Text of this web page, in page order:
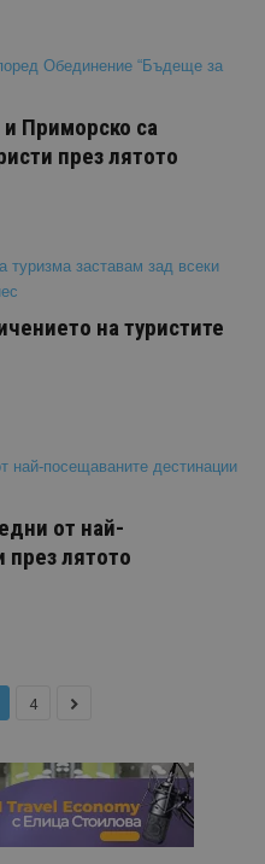
Приморско са
през лятото
на туристите
от най-
лятото
4